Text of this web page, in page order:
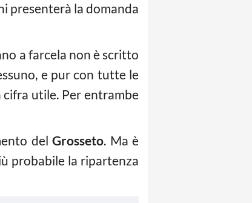
presenterà la domanda
a farcela non è scritto
e pur con tutte le
cifra utile. Per entrambe
delGrosseto. Ma è
probabile la ripartenza